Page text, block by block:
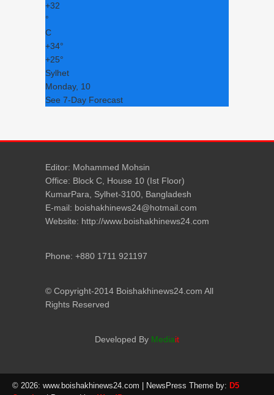
+32
°
C
+34°
+25°
Sylhet
Monday, 10
See 7-Day Forecast
Editor: Mohammed Mohsin
Office: Block C, House 10 (Ist Floor)
KumarPara, Sylhet-3100, Bangladesh
E-mail: boishakhinews24@hotmail.com
Website: http://www.boishakhinews24.com
Phone: +880 1711 921197
© Copyright-2014 Boishakhinews24.com All
Rights Reserved
Developed By Mediait
© 2026: www.boishakhinews24.com | NewsPress Theme by: D5